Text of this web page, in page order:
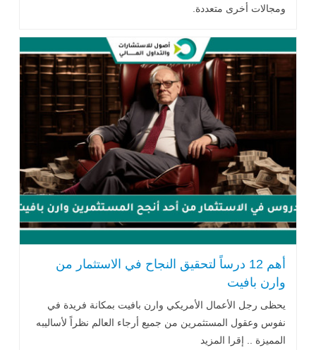
ومجالات أخرى متعددة.
أهم 12 درساً لتحقيق النجاح في الاستثمار من
وارن بافيت
يحظى رجل الأعمال الأمريكي وارن بافيت بمكانة فريدة في
نفوس وعقول المستثمرين من جميع أرجاء العالم نظراً لأساليبه
المميزة .. إقرا المزيد